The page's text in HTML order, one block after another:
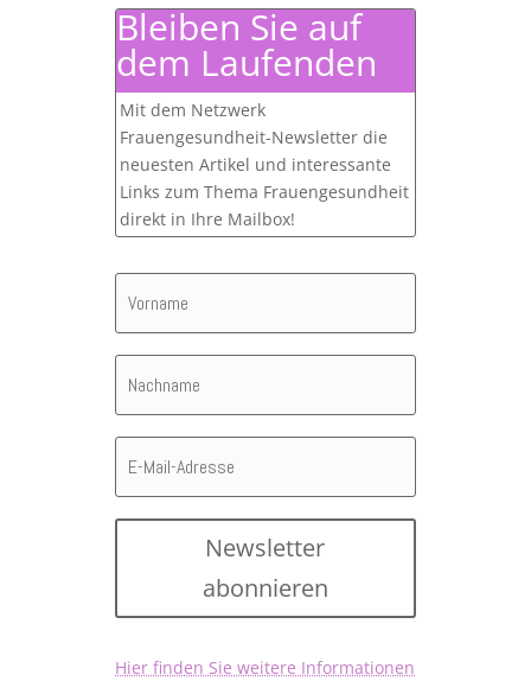
Bleiben Sie auf
dem Laufenden
Mit dem Netzwerk
Frauengesundheit-Newsletter die
neuesten Artikel und interessante
Links zum Thema Frauengesundheit
direkt in Ihre Mailbox!
Newsletter
abonnieren
Hier finden Sie weitere Informationen